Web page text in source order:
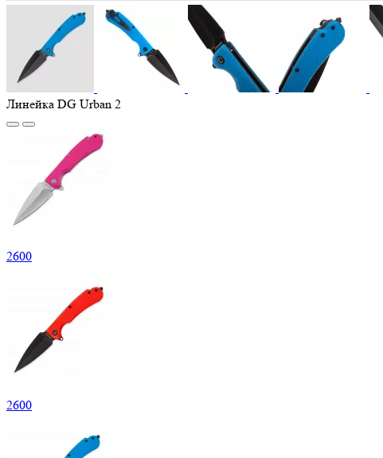
Линейка DG Urban 2
2600
2600